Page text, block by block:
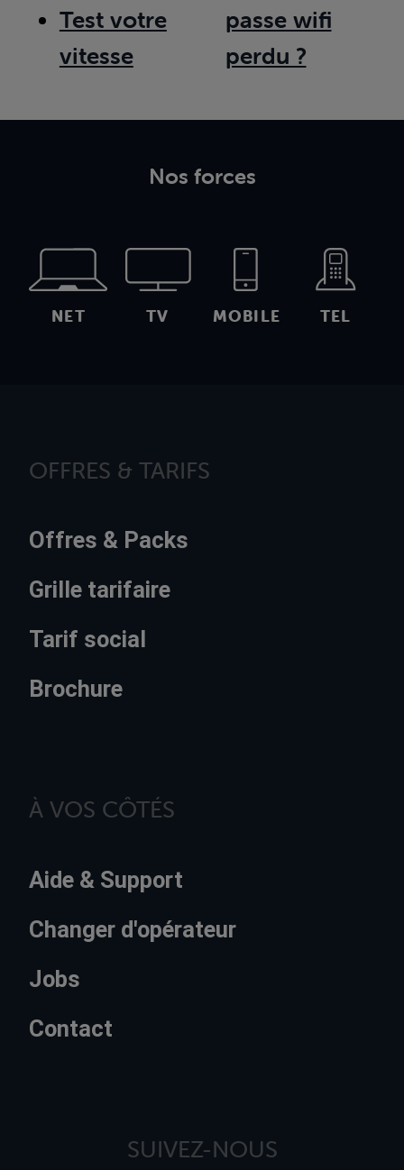
Test votre
vitesse
passe wifi
perdu ?
Nos forces
NET TV MOBILE TEL
OFFRES & TARIFS
Offres & Packs
Grille tarifaire
Tarif social
Brochure
À VOS CÔTÉS
Aide & Support
Changer d'opérateur
Jobs
Contact
SUIVEZ-NOUS